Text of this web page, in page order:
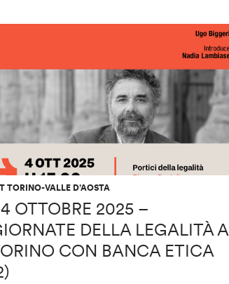
TORINO-VALLE D’AOSTA
OTTOBRE 2025 –
DELLA LEGALITÀ A
CON BANCA ETICA